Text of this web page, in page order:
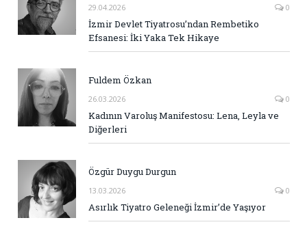
29.04.2026 0
İzmir Devlet Tiyatrosu’ndan Rembetiko
Efsanesi: İki Yaka Tek Hikaye
Fuldem Özkan
26.03.2026 0
Kadının Varoluş Manifestosu: Lena, Leyla ve
Diğerleri
Özgür Duygu Durgun
13.03.2026 0
Asırlık Tiyatro Geleneği İzmir’de Yaşıyor